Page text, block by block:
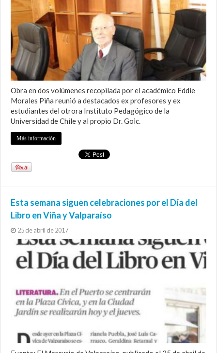
Obra en dos volúmenes recopilada por el académico Eddie
Morales Piña reunió a destacados ex profesores y ex
estudiantes del otrora Instituto Pedagógico de la
Universidad de Chile y al propio Dr. Goic.
Más información
Esta semana siguen celebraciones por el Día del
Libro en Viña y Valparaíso
25 de abril de 2017